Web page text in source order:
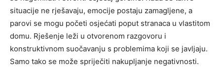
situacije ne rješavaju, emocije postaju zamagljene, a
parovi se mogu početi osjećati poput stranaca u vlastitom
domu. Rješenje leži u otvorenom razgovoru i
konstruktivnom suočavanju s problemima koji se javljaju.
Samo tako se može spriječiti nakupljanje negativnosti.